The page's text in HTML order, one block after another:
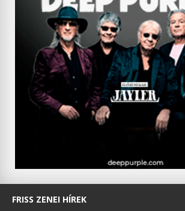
FRISS ZENEI HÍREK